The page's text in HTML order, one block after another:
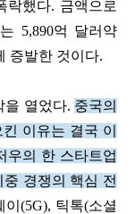
락했다. 금액으로
5,890억 달러약
증발한 것이다.
을 열었다. 중국의
이유는 결국 이
우의 한 스타트업
경쟁의 핵심 전
이(5G), 틱톡(소셜